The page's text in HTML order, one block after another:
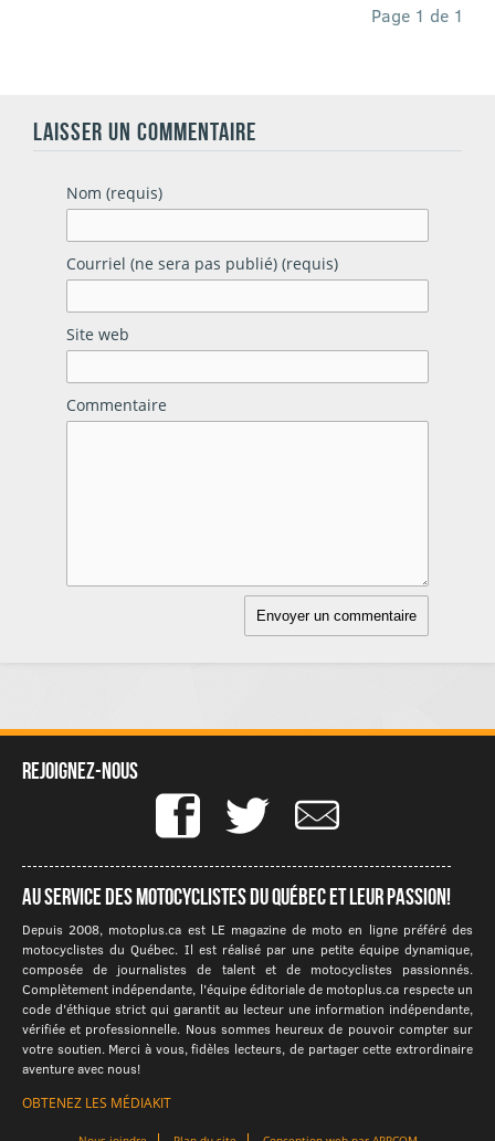
Page 1 de 1
LAISSER UN COMMENTAIRE
Nom (requis)
Courriel (ne sera pas publié) (requis)
Site web
Commentaire
Rejoignez-nous
Au service des motocyclistes du québec et leur passion!
Depuis 2008, motoplus.ca est LE magazine de moto en ligne préféré des
motocyclistes du Québec. Il est réalisé par une petite équipe dynamique,
composée de journalistes de talent et de motocyclistes passionnés.
Complètement indépendante, l'équipe éditoriale de motoplus.ca respecte un
code d'éthique strict qui garantit au lecteur une information indépendante,
vérifiée et professionnelle. Nous sommes heureux de pouvoir compter sur
votre soutien. Merci à vous, fidèles lecteurs, de partager cette extrordinaire
aventure avec nous!
OBTENEZ LES MÉDIAKIT